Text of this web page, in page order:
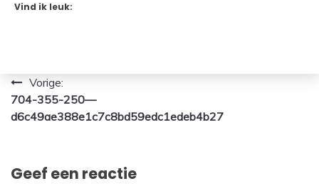
Vind ik leuk:
Bericht
navigatie
Vorige:
704-355-250—
d6c49ae388e1c7c8bd59edc1edeb4b27
Geef een reactie